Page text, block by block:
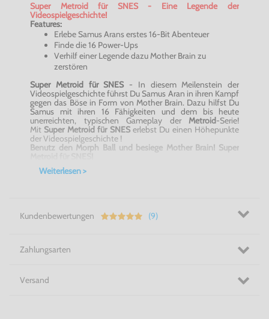
Super Metroid für SNES - Eine Legende der
Videospielgeschichte!
Features:
Erlebe SamusAranserstes 16-Bit Abenteuer
Findedie 16 Power-Ups
Verhilf einer Legende dazuMotherBrain zu
zerstören
Super Metroid für SNES- In diesem Meilenstein der
Videospielgeschichte führst Du Samus Aran in ihren Kampf
gegen das Böse in Form von MotherBrain. Dazu hilfst Du
Samus mit ihren 16 Fähigkeiten und dem bis heute
unerreichten, typischen Gameplay der Metroid-Serie!
Mit Super Metroid für SNESerlebst Du einen Höhepunkte
der Videospielgeschichte !
Benutz den Morph Ball und besiege MotherBrain!
Super
Weiterlesen >
Kundenbewertungen (9)
Zahlungsarten
Versand